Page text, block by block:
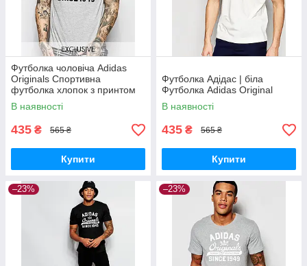
Футболка чоловіча Adidas
Originals Спортивна
футболка хлопок з принтом
Адідас Ориджинал Орігіналз
сіра
В наявності
435 ₴ 565 ₴
Купити
Футболка Адідас | біла
Футболка Adidas Original
В наявності
435 ₴ 565 ₴
Купити
–23% –23%